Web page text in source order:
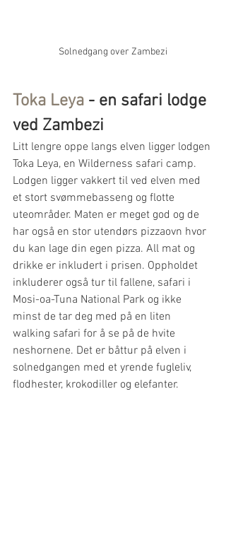
Solnedgang over Zambezi
Toka Leya - en safari lodge
ved Zambezi
Litt lengre oppe langs elven ligger lodgen
Toka Leya, en Wilderness safari camp.
Lodgen ligger vakkert til ved elven med
et stort svømmebasseng og flotte
uteområder. Maten er meget god og de
har også en stor utendørs pizzaovn hvor
du kan lage din egen pizza. All mat og
drikke er inkludert i prisen. Oppholdet
inkluderer også tur til fallene, safari i
Mosi-oa-Tuna National Park og ikke
minst de tar deg med på en liten
walking safari for å se på de hvite
neshornene. Det er båttur på elven i
solnedgangen med et yrende fugleliv,
flodhester, krokodiller og elefanter.